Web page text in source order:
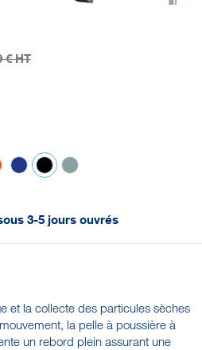
€ HT
3-5 jours ouvrés
et la collecte des particules sèches
la pelle à poussière à
un rebord plein assurant une